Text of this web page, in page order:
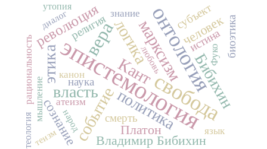
эпистемология
свобода
онтология
вера
Кант
событие
этика
власть
марксизм
логика
политика Бибихин
революция человек
сознание Владимир Бибихин
Платон
субъект
наука
религия истина
смерть
биоэтика
мышление
рациональность канон
знание
Фуко
атеизм
язык
диалог
народ
любовь
теизм
теология
утопия